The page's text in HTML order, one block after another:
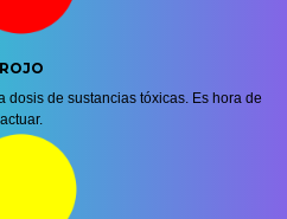
ROJO
dosis de sustancias tóxicas. Es hora de
actuar.